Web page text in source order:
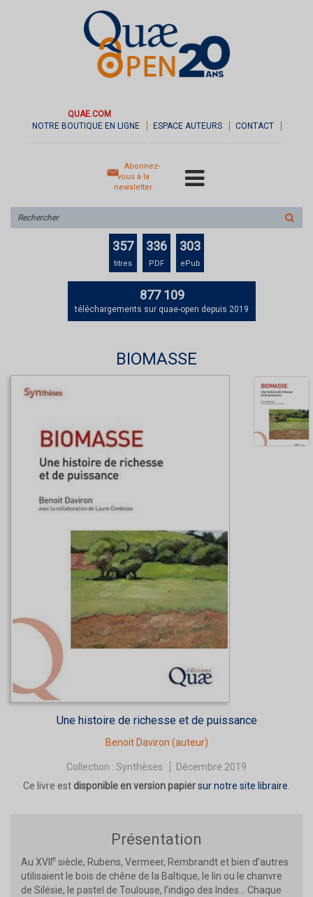
QUAE.COM
NOTRE BOUTIQUE EN LIGNE
ESPACE AUTEURS CONTACT
Abonnez-
vous à la
newsletter
sur
le
357
titres
336
PDF
303
ePub
877 109
téléchargements sur quae-open depuis 2019
BIOMASSE
Une histoire de richesse et de puissance
Benoit Daviron (auteur)
Collection : Synthèses
Décembre 2019
Ce livre est disponible en version papiersur notre site libraire
Présentation
Au XVII e siècle, Rubens, Vermeer, Rembrandt et bien d’autres
utilisaient le bois de chêne de la Baltique, le lin ou le chanvre
de Silésie, le pastel de Toulouse, l’indigo des Indes… Chaque